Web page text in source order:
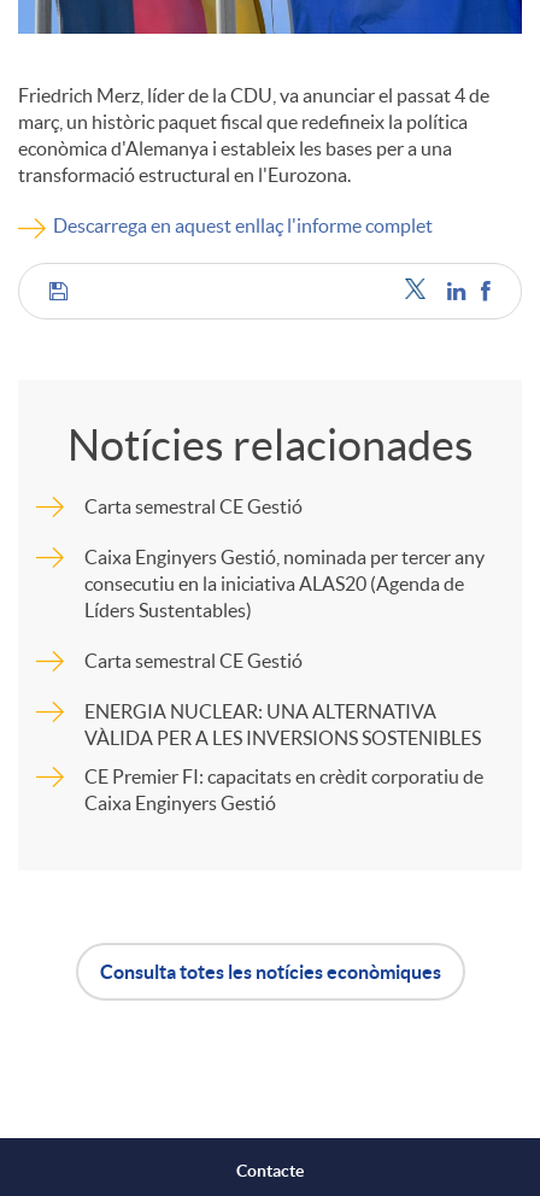
d
e
c
o
n
n
g
u
Friedrich Merz, líder de la CDU, va anunciar el passat 4 de
març, un històric paquet fiscal que redefineix la política
econòmica d'Alemanya i estableix les bases per a una
transformació estructural en l'Eurozona.
Descarrega en aquest enllaç l'informe complet
C
m
p
r
t
Notícies relacionades
Carta semestral CE Gestió
Caixa Enginyers Gestió, nominada per tercer any
consecutiu en la iniciativa ALAS20 (Agenda de
Líders Sustentables)
Carta semestral CE Gestió
ENERGIA NUCLEAR: UNA ALTERNATIVA
VÀLIDA PER A LES INVERSIONS SOSTENIBLES
CE Premier FI: capacitats en crèdit corporatiu de
Caixa Enginyers Gestió
Consulta totes les notícies econòmiques
Contacte